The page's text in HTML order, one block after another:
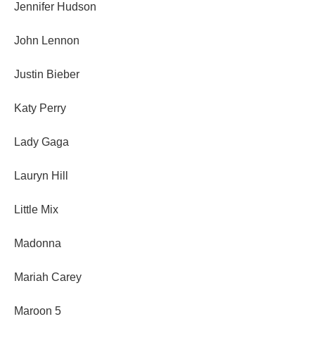
Jennifer Hudson
John Lennon
Justin Bieber
Katy Perry
Lady Gaga
Lauryn Hill
Little Mix
Madonna
Mariah Carey
Maroon 5